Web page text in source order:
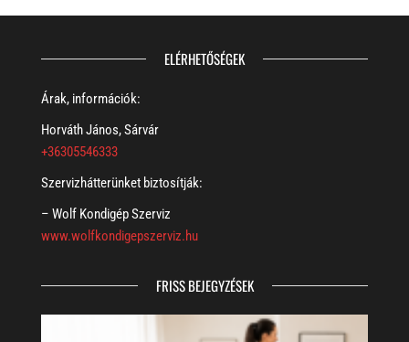
ELÉRHETŐSÉGEK
Árak, információk:
Horváth János, Sárvár
+36305546333
Szervizhátterünket biztosítják:
– Wolf Kondigép Szerviz
www.wolfkondigepszerviz.hu
FRISS BEJEGYZÉSEK